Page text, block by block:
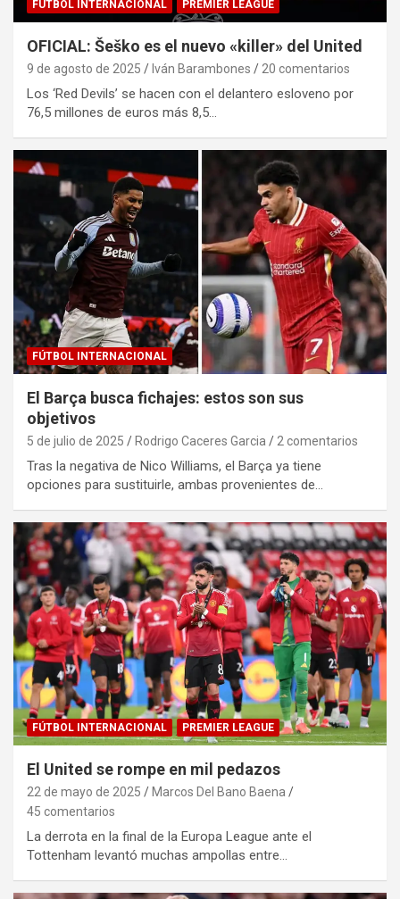
FÚTBOL INTERNACIONAL PREMIER LEAGUE
OFICIAL: Šeško es el nuevo «killer» del United
9 de agosto de 2025 Iván Barambones 20 comentarios
Los ‘Red Devils’ se hacen con el delantero esloveno por
76,5 millones de euros más 8,5…
FÚTBOL INTERNACIONAL
El Barça busca fichajes: estos son sus
objetivos
5 de julio de 2025 Rodrigo Caceres Garcia 2 comentarios
Tras la negativa de Nico Williams, el Barça ya tiene
opciones para sustituirle, ambas provenientes de…
FÚTBOL INTERNACIONAL PREMIER LEAGUE
El United se rompe en mil pedazos
22 de mayo de 2025
Marcos Del Bano Baena
45 comentarios
La derrota en la final de la Europa League ante el
Tottenham levantó muchas ampollas entre…